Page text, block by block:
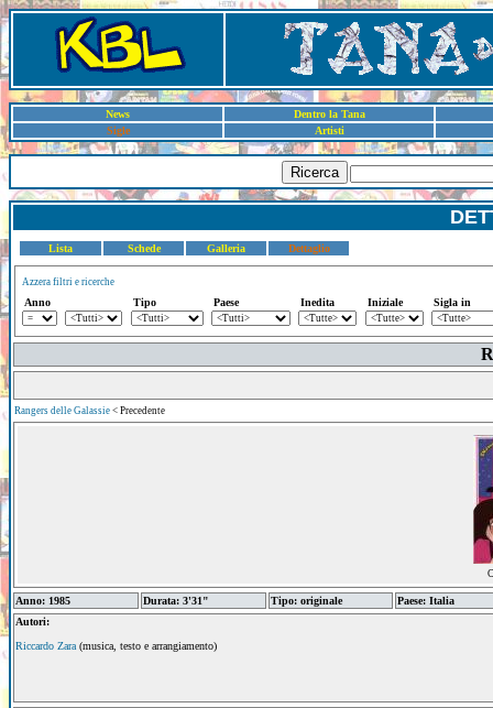
News
Dentro la Tana
Sigle
Artisti
Ricerca
Lista Schede Galleria Dettaglio
Azzera filtri e ricerche
Anno Tipo Paese Inedita Iniziale Sigla in
Rangers delle Galassie < Precedente
Anno: 1985 Durata: 3'31" Tipo: originale
Paese: Italia
Autori:
Riccardo Zara (musica, testo e arrangiamento)